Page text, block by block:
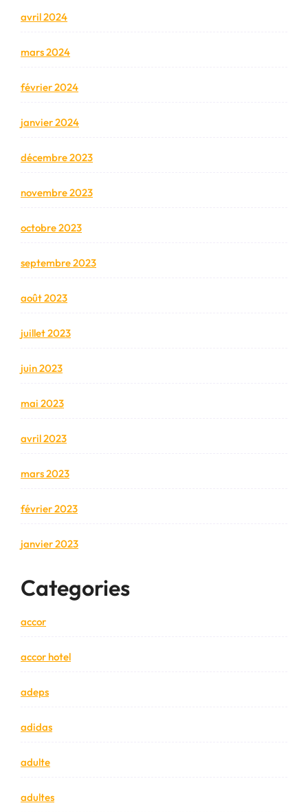
avril 2024
mars 2024
février 2024
janvier 2024
décembre 2023
novembre 2023
octobre 2023
septembre 2023
août 2023
juillet 2023
juin 2023
mai 2023
avril 2023
mars 2023
février 2023
janvier 2023
Categories
accor
accor hotel
adeps
adidas
adulte
adultes